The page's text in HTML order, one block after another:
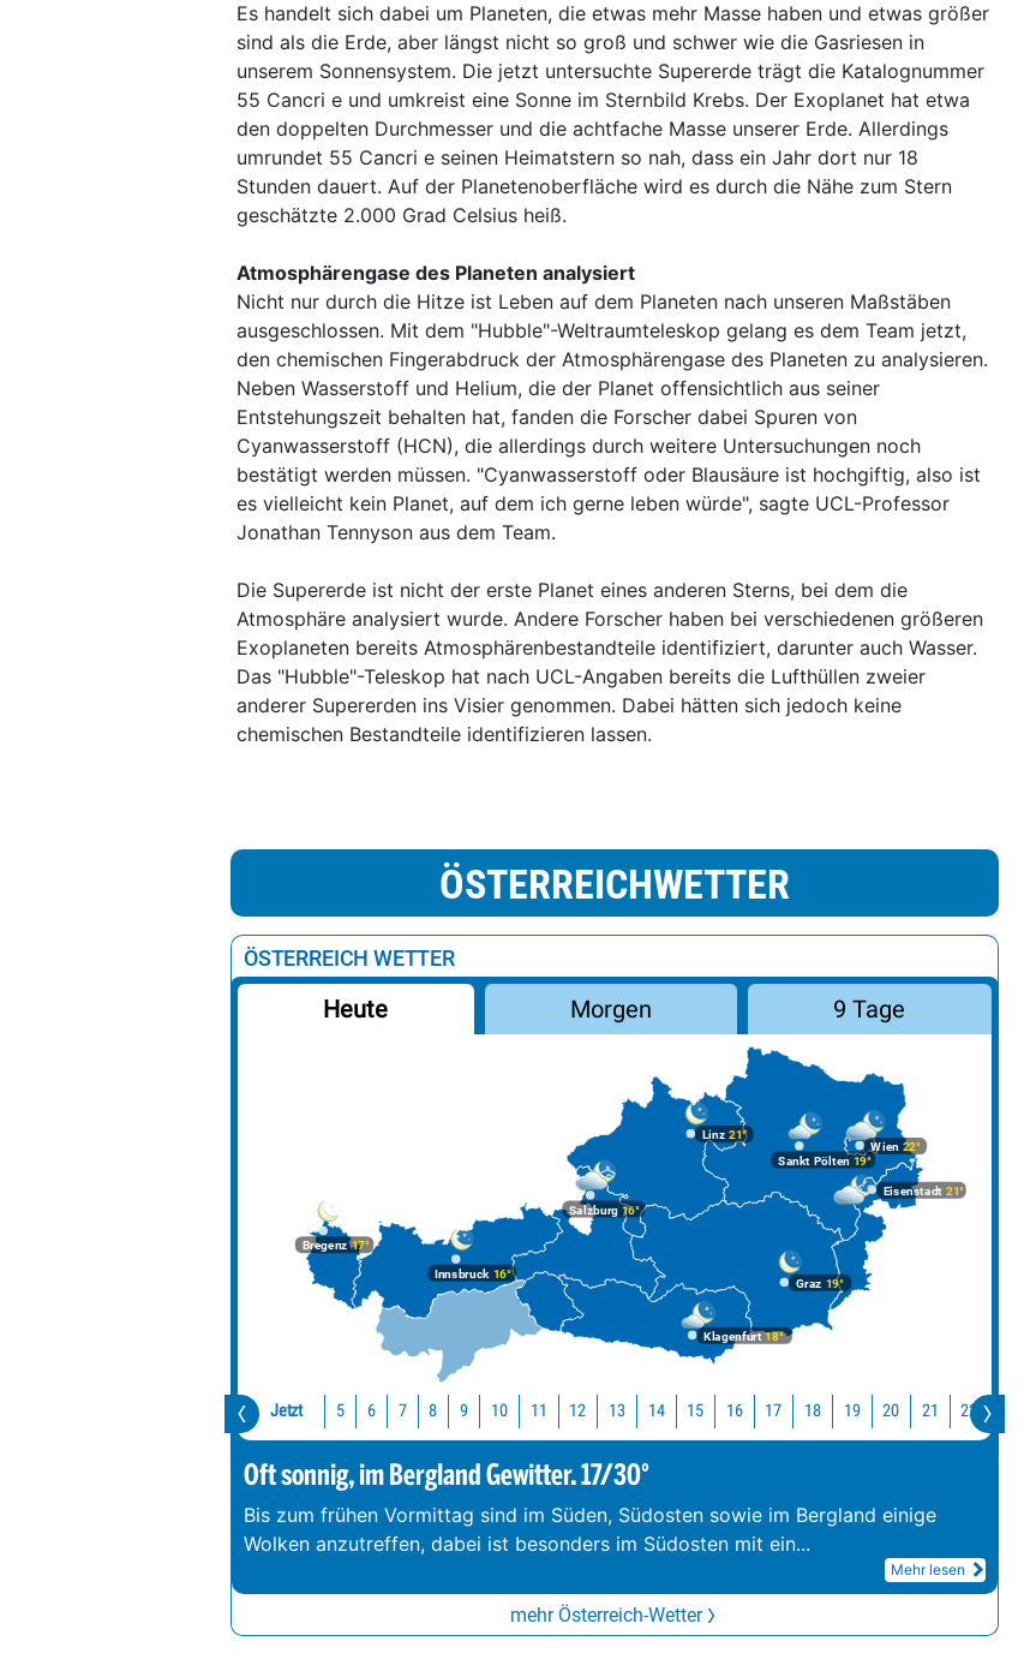
Es handelt sich dabei um Planeten, die etwas mehr Masse haben und etwas größer
sind als die Erde, aber längst nicht so groß und schwer wie die Gasriesen in
unserem Sonnensystem. Die jetzt untersuchte Supererde trägt die Katalognummer
55 Cancri e und umkreist eine Sonne im Sternbild Krebs. Der Exoplanet hat etwa
den doppelten Durchmesser und die achtfache Masse unserer Erde. Allerdings
umrundet 55 Cancri e seinen Heimatstern so nah, dass ein Jahr dort nur 18
Stunden dauert. Auf der Planetenoberfläche wird es durch die Nähe zum Stern
geschätzte 2.000 Grad Celsius heiß.
Atmosphärengase des Planeten analysiert
Nicht nur durch die Hitze ist Leben auf dem Planeten nach unseren Maßstäben
ausgeschlossen. Mit dem "Hubble"-Weltraumteleskop gelang es dem Team jetzt,
den chemischen Fingerabdruck der Atmosphärengase des Planeten zu analysieren.
Neben Wasserstoff und Helium, die der Planet offensichtlich aus seiner
Entstehungszeit behalten hat, fanden die Forscher dabei Spuren von
Cyanwasserstoff (HCN), die allerdings durch weitere Untersuchungen noch
bestätigt werden müssen. "Cyanwasserstoff oder Blausäure ist hochgiftig, also ist
es vielleicht kein Planet, auf dem ich gerne leben würde", sagte UCL-Professor
Jonathan Tennyson aus dem Team.
Die Supererde ist nicht der erste Planet eines anderen Sterns, bei dem die
Atmosphäre analysiert wurde. Andere Forscher haben bei verschiedenen größeren
Exoplaneten bereits Atmosphärenbestandteile identifiziert, darunter auch Wasser.
Das "Hubble"-Teleskop hat nach UCL-Angaben bereits die Lufthüllen zweier
anderer Supererden ins Visier genommen. Dabei hätten sich jedoch keine
chemischen Bestandteile identifizieren lassen.
ÖSTERREICHWETTER
ÖSTERREICH WETTER
Heute Morgen 9 Tage
Bregenz17°
Graz 19°
Innsbruck16°
Klagenfurt18°
Linz 21°
Salzburg16°
Wien 22°
Eisenstadt 21°
Sankt Pölten 19°
Jetzt 5 6 7 8 9 10 11 12 13 14 15 16 17 18 19 20 21 22
Oft sonnig, im Bergland Gewitter. 17/30°
Bis zum frühen Vormittag sind im Süden, Südosten sowie im Bergland einige
Wolken anzutreffen, dabei ist besonders im Südosten mit ein...
Mehr lesen
mehr Österreich-Wetter